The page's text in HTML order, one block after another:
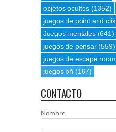
objetos ocultos (1352)
juegos de point and clik
Juegos mentales (641)
juegos de pensar (559)
juegos de escape room
juegos bñ (167)
CONTACTO
Nombre